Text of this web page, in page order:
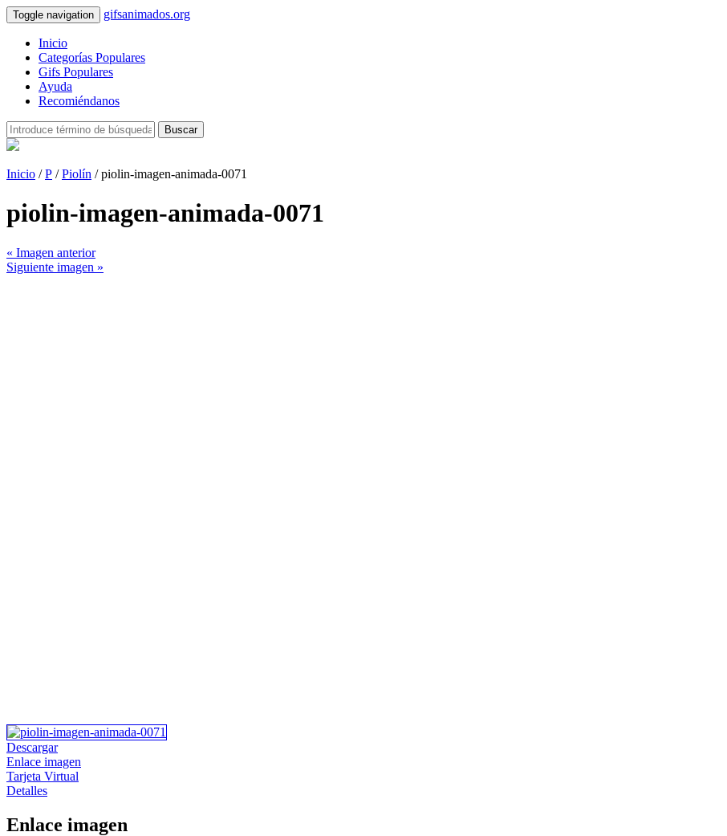
Toggle navigation gifsanimados.org
Inicio
Categorías Populares
Gifs Populares
Ayuda
Recomiéndanos
Buscar
Inicio /P /Piolín / piolin-imagen-animada-0071
piolin-imagen-animada-0071
« Imagen anterior
Siguiente imagen »
Descargar
Enlace imagen
Tarjeta Virtual
Detalles
Enlace imagen